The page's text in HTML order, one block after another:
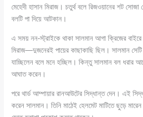
মেহেদী হাসান মিরাজ। চতুর্থ বলে রিজওয়ানের শট সোজা
বলটি পা দিয়ে আটকান।
এ সময় নন-স্ট্রাইকে থাকা সালমান আগা ক্রিজের
মিরাজ—দুজনেরই পায়ের কাছাকাছি ছিল। সালমান সেটি
যাচ্ছিলেন বলে মনে হচ্ছিল। কিন্তু সালমান বল ধরার
আঘাত করেন।
পরে থার্ড আম্পায়ার রানআউটের সিদ্ধান্ত দেন। এই
করেন সালমান। তিনি মাঠেই হেলমেট মাটিতে ছুড়ে